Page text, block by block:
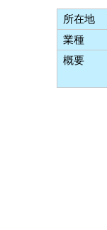
所在地
業種
概要